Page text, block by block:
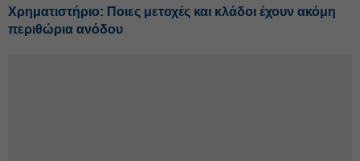
Χρηματιστήριο: Ποιες μετοχές και κλάδοι έχουν ακόμη
περιθώρια ανόδου